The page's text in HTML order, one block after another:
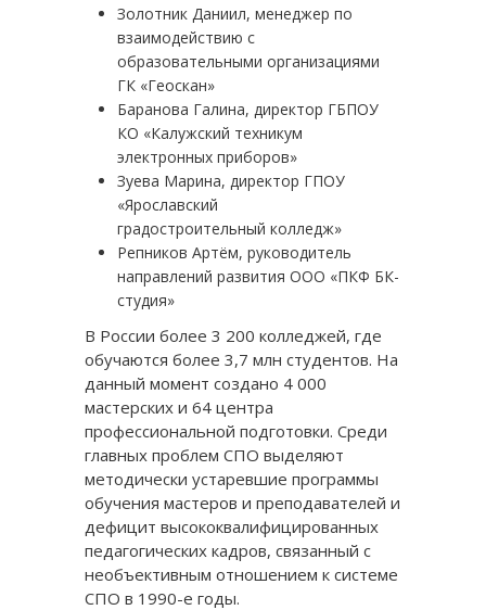
Золотник Даниил, менеджер по
взаимодействию с
образовательными организациями
ГК «Геоскан»
Баранова Галина, директор ГБПОУ
КО «Калужский техникум
электронных приборов»
Зуева Марина, директор ГПОУ
«Ярославский
градостроительный колледж»
Репников Артём, руководитель
направлений развития ООО «ПКФ БК-
студия»
В России более 3 200 колледжей, где
обучаются более 3,7 млн студентов. На
данный момент создано 4 000
мастерских и 64 центра
профессиональной подготовки. Среди
главных проблем СПО выделяют
методически устаревшие программы
обучения мастеров и преподавателей и
дефицит высококвалифицированных
педагогических кадров, связанный с
необъективным отношением к системе
СПО в 1990-е годы.